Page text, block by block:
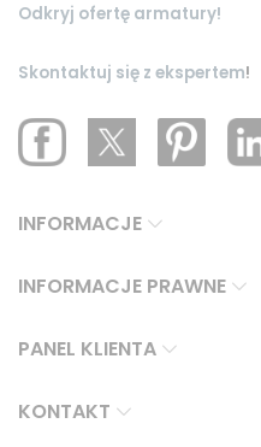
Odkryj ofertę armatury!
Skontaktuj się z ekspertem!
INFORMACJE
INFORMACJE PRAWNE
PANEL KLIENTA
KONTAKT